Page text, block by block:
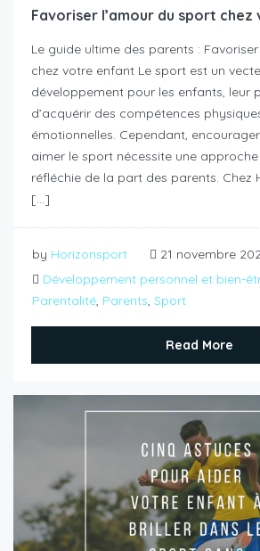
Favoriser l’amour du sport
Le guide ultime des parents :
chez votre enfant Le sport est un
développement pour les enfants, leur
d’acquérir des compétences
émotionnelles. Cependant,
aimer le sport nécessite une
réfléchie de la part des parents. Chez
[…]
by Horizonsport
21 novembre
Développement personnel et bien-
Parentalité, Parents, Sport
Read More